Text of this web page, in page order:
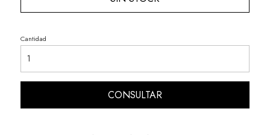
Cantidad
CONSULTAR